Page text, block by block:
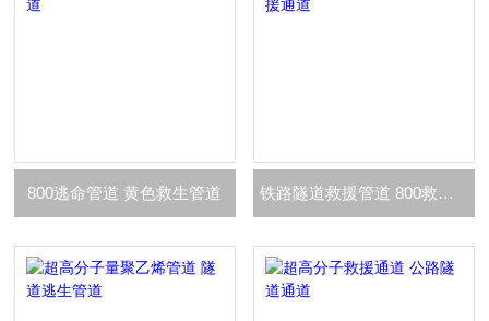
800逃命管道 黄色救生管道 铁路隧道救援管道 800救援通道